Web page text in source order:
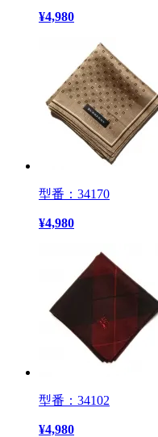
¥4,980
型番：34170
¥4,980
型番：34102
¥4,980